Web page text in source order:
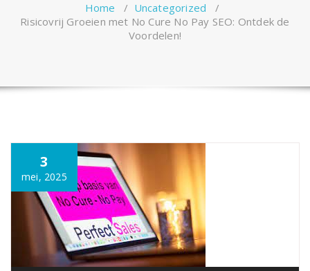
Home / Uncategorized /
Risicovrij Groeien met No Cure No Pay SEO: Ontdek de
Voordelen!
3
mei, 2025